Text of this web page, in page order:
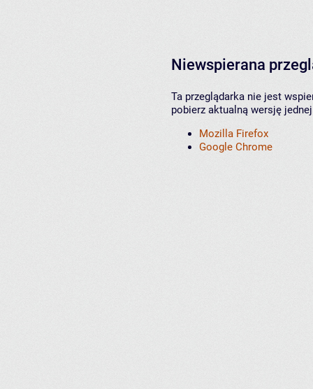
Niewspierana
Ta przeglądarka nie jest
pobierz aktualną wersję
Mozilla Firefox
Google Chrome